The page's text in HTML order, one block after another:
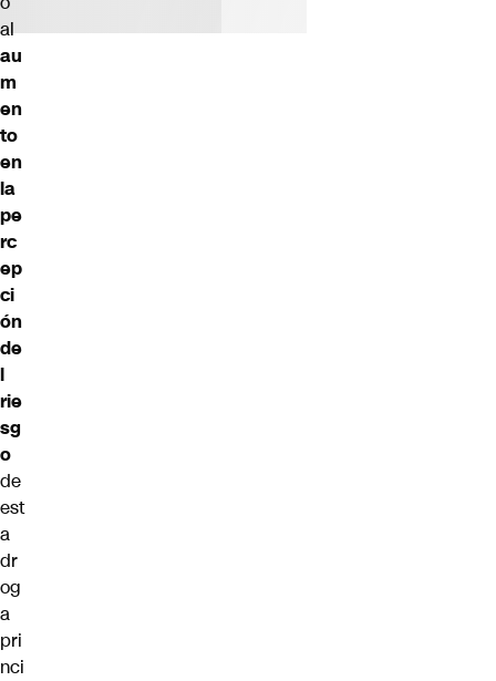
al
au
m
en
to
en
la
pe
rc
ep
ci
ón
de
l
rie
sg
o
de
est
a
dr
og
a
pri
nci